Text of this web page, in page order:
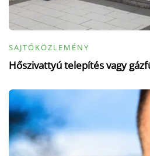
SAJTÓKÖZLEMÉNY
Hőszivattyú telepítés vagy